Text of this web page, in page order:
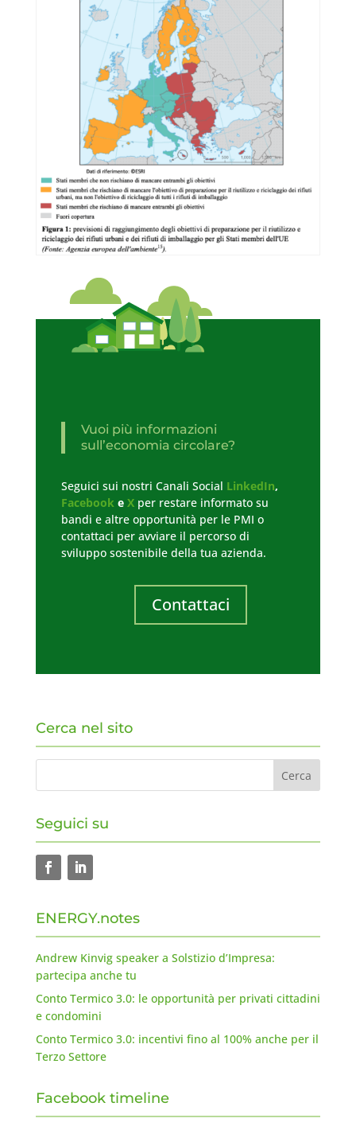
Vuoi più informazioni
sull’economia circolare?
Seguici sui nostri Canali Social LinkedIn,
Facebooke X per restare informato su
bandi e altre opportunità per le PMI o
contattaci per avviare il percorso di
sviluppo sostenibile della tua azienda.
Contattaci
Cerca nel sito
Seguici su
ENERGY.notes
Andrew Kinvig speaker a Solstizio d’Impresa:
partecipa anche tu
Conto Termico 3.0: le opportunità per privati cittadini
e condomini
Conto Termico 3.0: incentivi fino al 100% anche per il
Terzo Settore
Facebook timeline